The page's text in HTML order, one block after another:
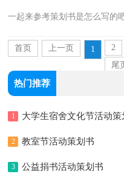
一起来参考策划书是怎么写的
首页 上一页 1 2
尾
热门推荐
1 大学生宿舍文化节活动策
2 教室节活动策划书
3 公益捐书活动策划书